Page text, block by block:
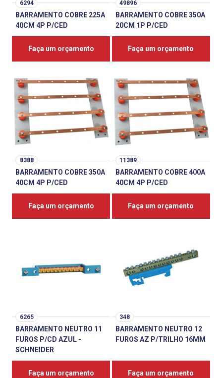
6294
BARRAMENTO COBRE 225A
40CM 4P P/CED
Faça um orçamento
49896
BARRAMENTO COBRE 350A
20CM 1P P/CED
Faça um orçamento
8388
BARRAMENTO COBRE 350A
40CM 4P P/CED
Faça um orçamento
11389
BARRAMENTO COBRE 400A
40CM 4P P/CED
Faça um orçamento
6265
BARRAMENTO NEUTRO 11
FUROS P/CD AZUL -
SCHNEIDER
Faça um orçamento
348
BARRAMENTO NEUTRO 12
FUROS AZ P/TRILHO 16MM
Faça um orçamento